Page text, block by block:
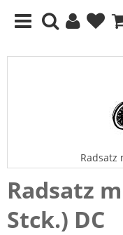
Radsatz
Radsatz
Stck.) DC